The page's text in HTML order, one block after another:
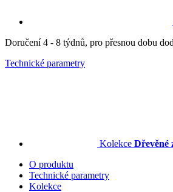
Doručení 4 - 8 týdnů, pro přesnou dobu
Technické parametry
Kolekce Dřevěné
O produktu
Technické parametry
Kolekce